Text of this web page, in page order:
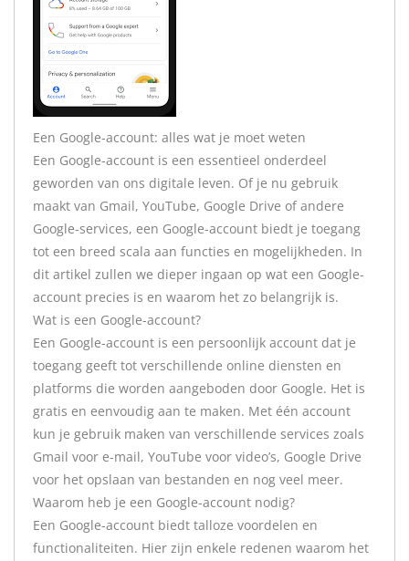
Een Google-account: alles wat je moet weten
Een Google-account is een essentieel onderdeel
geworden van ons digitale leven. Of je nu gebruik
maakt van Gmail, YouTube, Google Drive of andere
Google-services, een Google-account biedt je toegang
tot een breed scala aan functies en mogelijkheden. In
dit artikel zullen we dieper ingaan op wat een Google-
account precies is en waarom het zo belangrijk is.
Wat is een Google-account?
Een Google-account is een persoonlijk account dat je
toegang geeft tot verschillende online diensten en
platforms die worden aangeboden door Google. Het is
gratis en eenvoudig aan te maken. Met één account
kun je gebruik maken van verschillende services zoals
Gmail voor e-mail, YouTube voor video’s, Google Drive
voor het opslaan van bestanden en nog veel meer.
Waarom heb je een Google-account nodig?
Een Google-account biedt talloze voordelen en
functionaliteiten. Hier zijn enkele redenen waarom het